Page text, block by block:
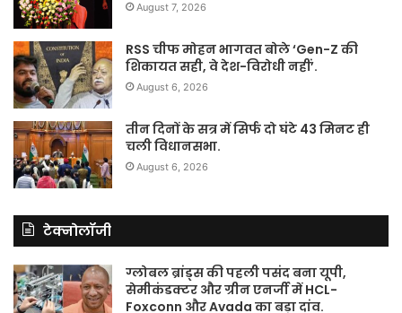
August 7, 2026
RSS चीफ मोहन भागवत बोले ‘Gen-Z की
शिकायत सही, वे देश-विरोधी नहीं’.
August 6, 2026
तीन दिनों के सत्र में सिर्फ दो घंटे 43 मिनट ही
चली विधानसभा.
August 6, 2026
टेक्नोलॉजी
ग्लोबल ब्रांड्स की पहली पसंद बना यूपी,
सेमीकंडक्टर और ग्रीन एनर्जी में HCL-
Foxconn और Avada का बड़ा दांव.